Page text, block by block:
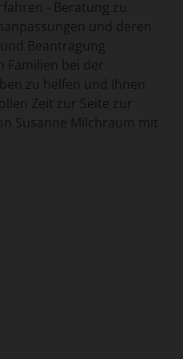
collected from your use
- Beratung zu
und deren
Beantragung
Familien bei der
zu helfen und Ihnen
Zeit zur Seite zur
Susanne Milchraum mit